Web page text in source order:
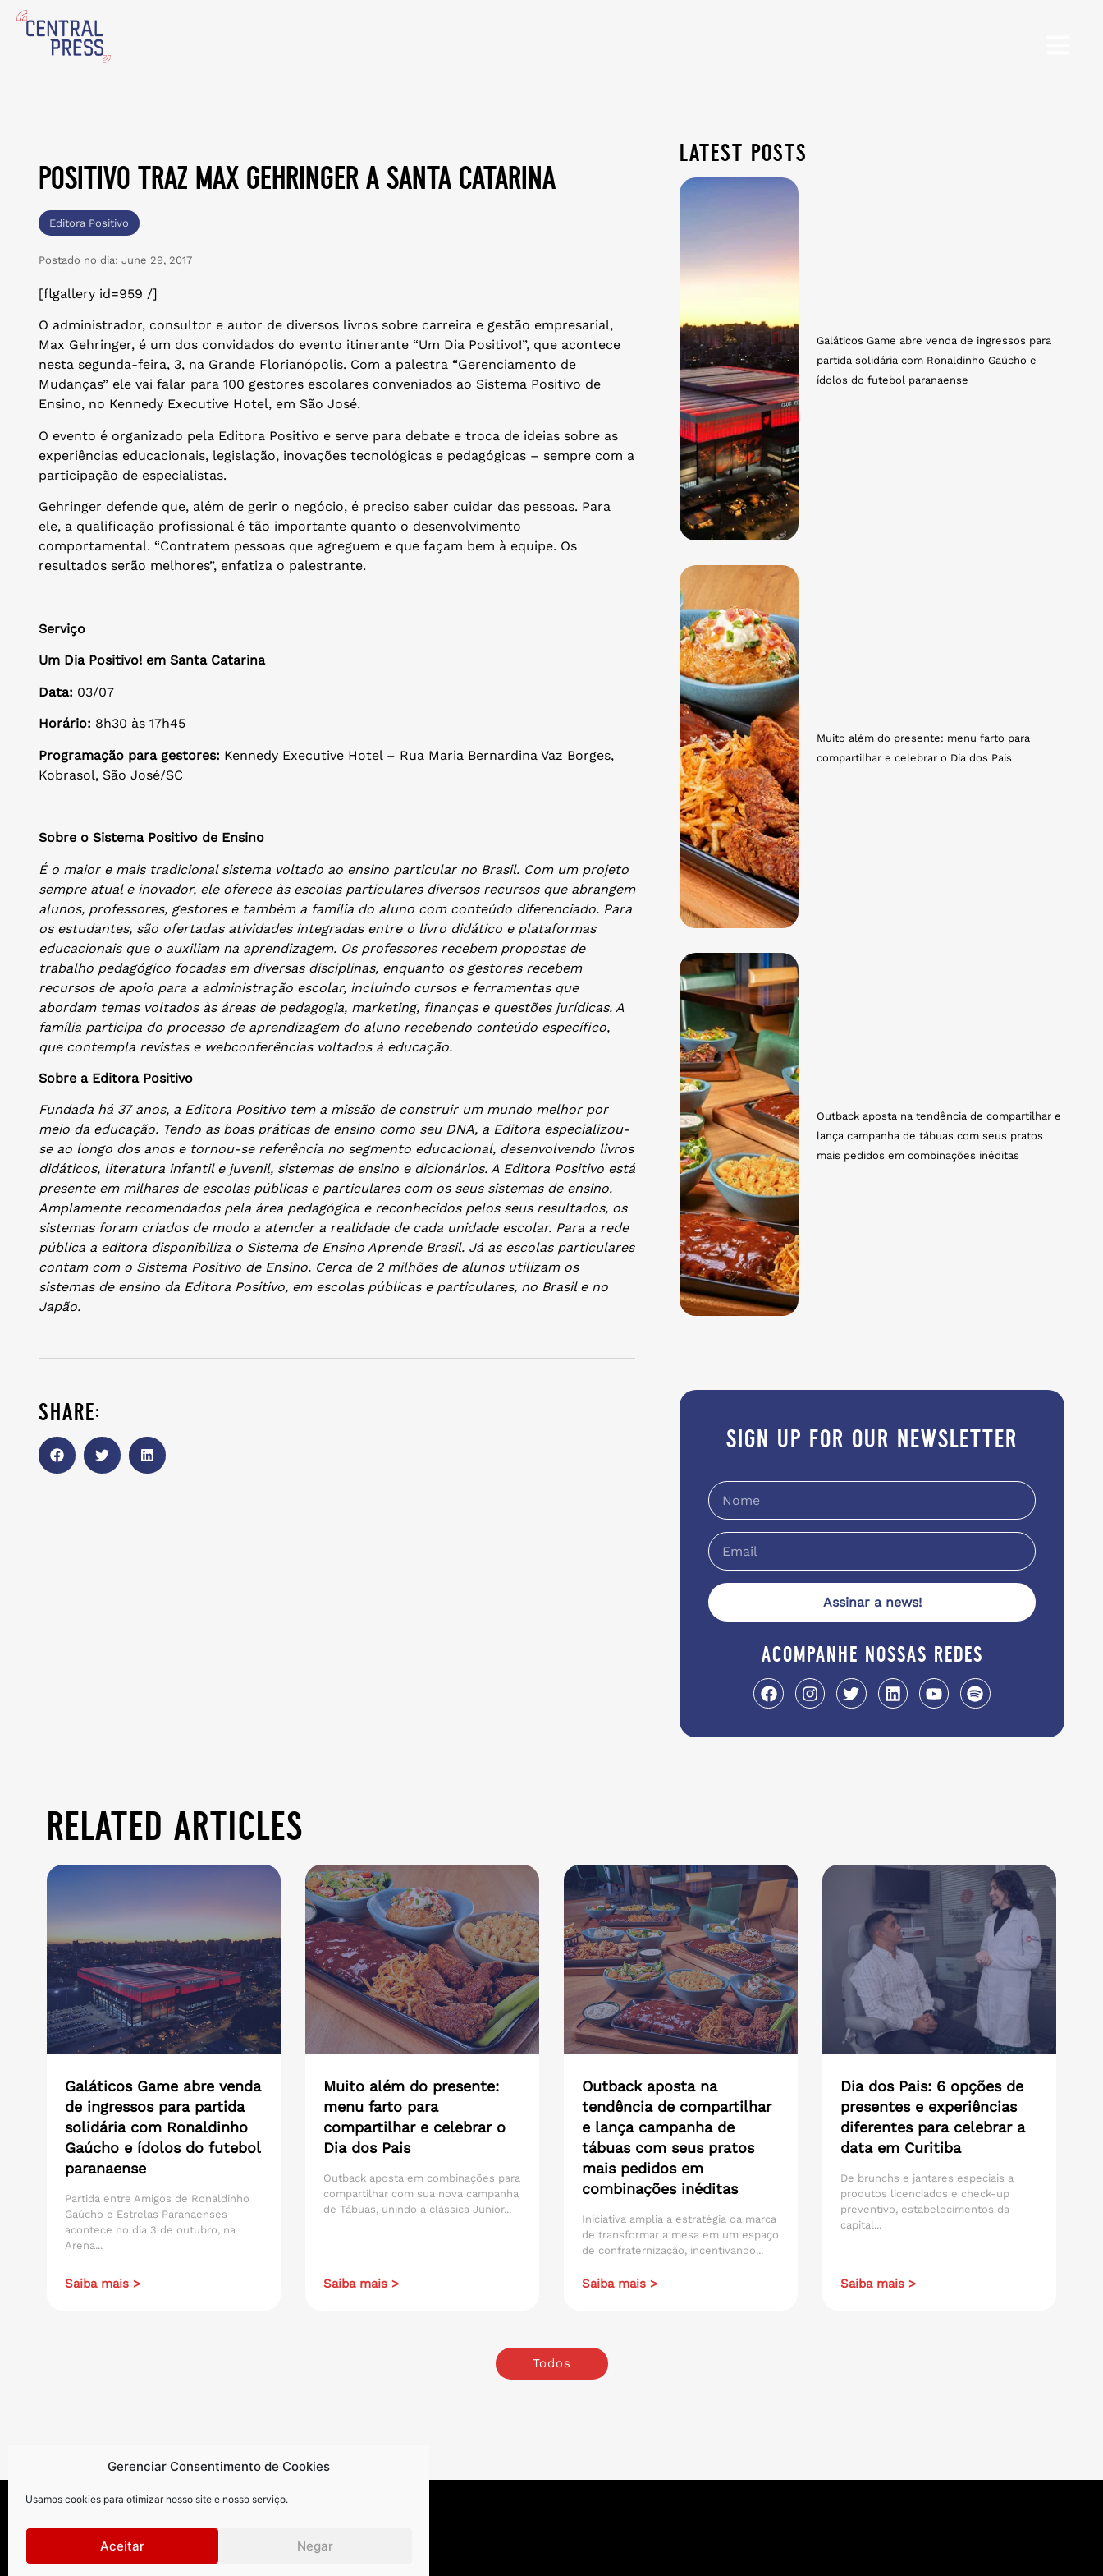
Gerenciar Consentimento de Cookies
Usamos cookies para otimizar nosso site e nosso serviço.
Aceitar Negar
positivo traz max gehringer a santa catarina
Editora Positivo
Postado no dia: June 29, 2017
[flgallery id=959 /]
O administrador, consultor e autor de diversos livros sobre carreira e gestão empresarial,
Max Gehringer, é um dos convidados do evento itinerante “Um Dia Positivo!”, que acontece
nesta segunda-feira, 3, na Grande Florianópolis. Com a palestra “Gerenciamento de
Mudanças” ele vai falar para 100 gestores escolares conveniados ao Sistema Positivo de
Ensino, no Kennedy Executive Hotel, em São José.
O evento é organizado pela Editora Positivo e serve para debate e troca de ideias sobre as
experiências educacionais, legislação, inovações tecnológicas e pedagógicas – sempre com a
participação de especialistas.
Gehringer defende que, além de gerir o negócio, é preciso saber cuidar das pessoas. Para
ele, a qualificação profissional é tão importante quanto o desenvolvimento
comportamental. “Contratem pessoas que agreguem e que façam bem à equipe. Os
resultados serão melhores”, enfatiza o palestrante.
Serviço
Um Dia Positivo! em Santa Catarina
Data: 03/07
Horário: 8h30 às 17h45
Programação para gestores: Kennedy Executive Hotel – Rua Maria Bernardina Vaz Borges,
Kobrasol, São José/SC
Sobre o Sistema Positivo de Ensino
É o maior e mais tradicional sistema voltado ao ensino particular no Brasil. Com um projeto
sempre atual e inovador, ele oferece às escolas particulares diversos recursos que abrangem
alunos, professores, gestores e também a família do aluno com conteúdo diferenciado. Para
os estudantes, são ofertadas atividades integradas entre o livro didático e plataformas
educacionais que o auxiliam na aprendizagem. Os professores recebem propostas de
trabalho pedagógico focadas em diversas disciplinas, enquanto os gestores recebem
recursos de apoio para a administração escolar, incluindo cursos e ferramentas que
abordam temas voltados às áreas de pedagogia, marketing, finanças e questões jurídicas. A
família participa do processo de aprendizagem do aluno recebendo conteúdo específico,
que contempla revistas e webconferências voltados à educação.
Sobre a Editora Positivo
Fundada há 37 anos, a Editora Positivo tem a missão de construir um mundo melhor por
meio da educação. Tendo as boas práticas de ensino como seu DNA, a Editora especializou-
se ao longo dos anos e tornou-se referência no segmento educacional, desenvolvendo livros
didáticos, literatura infantil e juvenil, sistemas de ensino e dicionários. A Editora Positivo está
presente em milhares de escolas públicas e particulares com os seus sistemas de ensino.
Amplamente recomendados pela área pedagógica e reconhecidos pelos seus resultados, os
sistemas foram criados de modo a atender a realidade de cada unidade escolar. Para a rede
pública a editora disponibiliza o Sistema de Ensino Aprende Brasil. Já as escolas particulares
contam com o Sistema Positivo de Ensino. Cerca de 2 milhões de alunos utilizam os
sistemas de ensino da Editora Positivo, em escolas públicas e particulares, no Brasil e no
Japão.
share:
latest posts
Galáticos Game abre venda de ingressos para
partida solidária com Ronaldinho Gaúcho e
ídolos do futebol paranaense
Muito além do presente: menu farto para
compartilhar e celebrar o Dia dos Pais
Outback aposta na tendência de compartilhar e
lança campanha de tábuas com seus pratos
mais pedidos em combinações inéditas
sign up for our newsletter
Assinar a news!
acompanhe nossas redes
related articles
Galáticos Game abre venda
de ingressos para partida
solidária com Ronaldinho
Gaúcho e ídolos do futebol
paranaense
Partida entre Amigos de Ronaldinho
Gaúcho e Estrelas Paranaenses
acontece no dia 3 de outubro, na
Arena...
Saiba mais >
Muito além do presente:
menu farto para
compartilhar e celebrar o
Dia dos Pais
Outback aposta em combinações para
compartilhar com sua nova campanha
de Tábuas, unindo a clássica Junior...
Saiba mais >
Outback aposta na
tendência de compartilhar
e lança campanha de
tábuas com seus pratos
mais pedidos em
combinações inéditas
Iniciativa amplia a estratégia da marca
de transformar a mesa em um espaço
de confraternização, incentivando...
Saiba mais >
Dia dos Pais: 6 opções de
presentes e experiências
diferentes para celebrar a
data em Curitiba
De brunchs e jantares especiais a
produtos licenciados e check-up
preventivo, estabelecimentos da
capital...
Saiba mais >
Todos